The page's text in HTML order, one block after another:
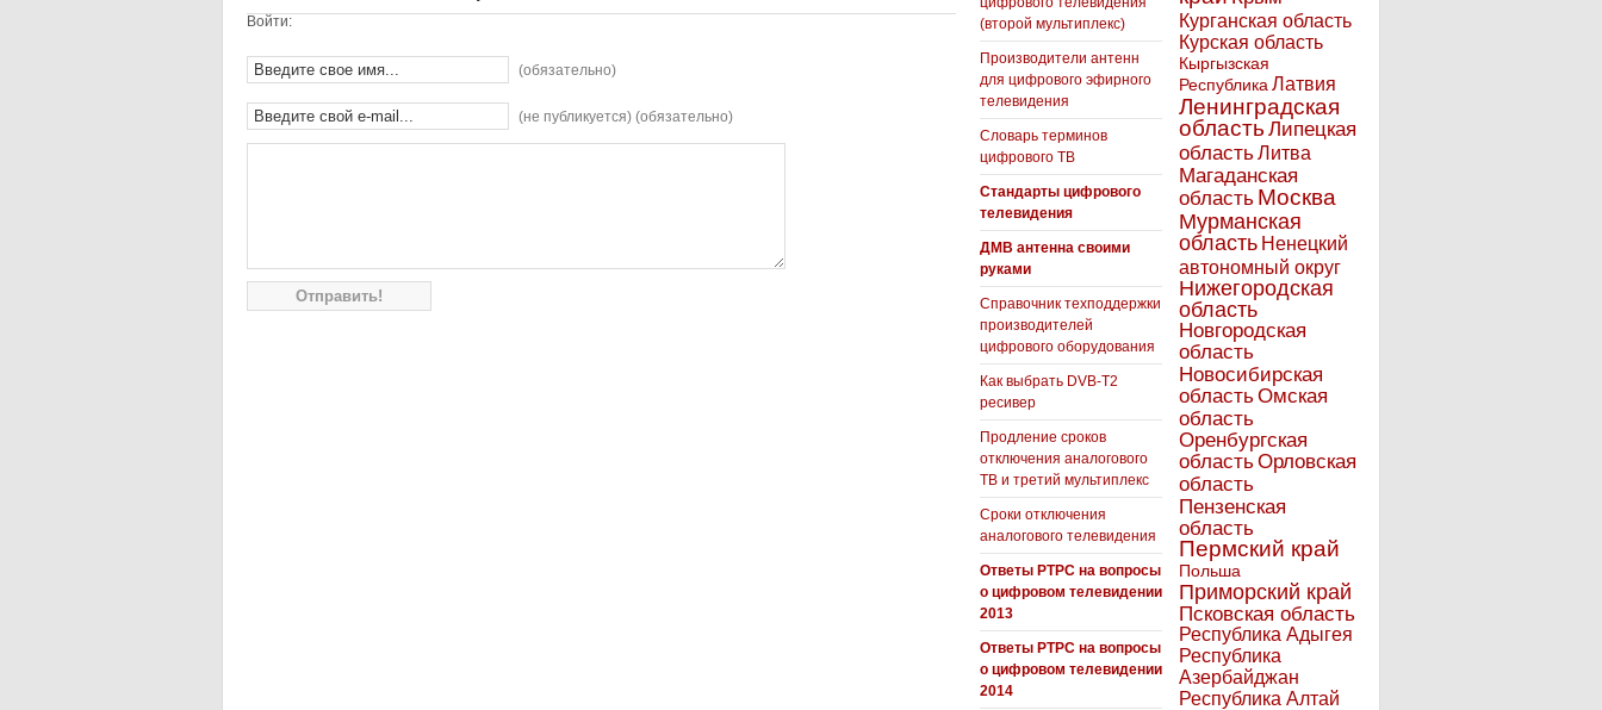
Войти:
(обязательно)
(не публикуется) (обязательно)
(второй мультиплекс)
Производители антенн
для цифрового эфирного
телевидения
Словарь терминов
цифрового ТВ
Стандарты цифрового
телевидения
ДМВ антенна своими
руками
Справочник техподдержки
производителей
цифрового оборудования
Как выбрать DVB-T2
ресивер
Продление сроков
отключения аналогового
ТВ и третий мультиплекс
Сроки отключения
аналогового телевидения
Ответы РТРС на вопросы
о цифровом телевидении
2013
Ответы РТРС на вопросы
о цифровом телевидении
2014
Курганская область
Курская область
Кыргызская
Республика Латвия
Ленинградская
область Липецкая
областьЛитва
Магаданская
область Москва
Мурманская
область Ненецкий
автономный округ
Нижегородская
область
Новгородская
область
Новосибирская
областьОмская
область
Оренбургская
областьОрловская
область
Пензенская
область
Пермский край
Польша
Приморский край
Псковская область
Республика Адыгея
Республика
Азербайджан
Республика Алтай